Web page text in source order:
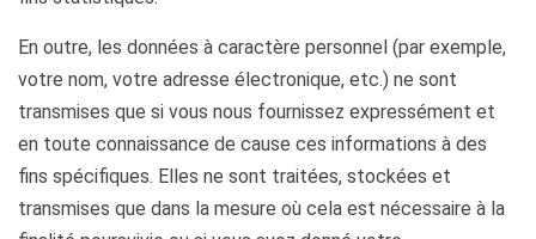
En outre, les données à caractère personnel (par exemple,
votre nom, votre adresse électronique, etc.) ne sont
transmises que si vous nous fournissez expressément et
en toute connaissance de cause ces informations à des
fins spécifiques. Elles ne sont traitées, stockées et
transmises que dans la mesure où cela est nécessaire à la